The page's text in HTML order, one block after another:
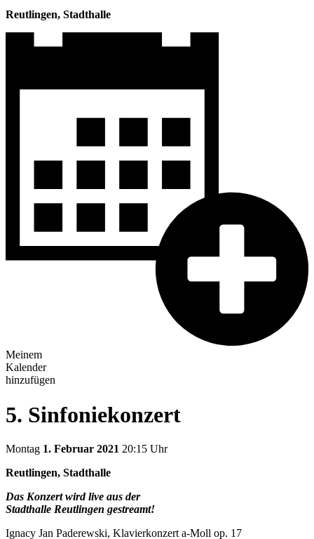
Reutlingen, Stadthalle
Meinem
Kalender
hinzufügen
5. Sinfoniekonzert
Montag 1. Februar 2021 20:15 Uhr
Reutlingen, Stadthalle
Das Konzert wird live aus der
Stadthalle Reutlingen gestreamt!
Ignacy Jan Paderewski, Klavierkonzert a-Moll op. 17